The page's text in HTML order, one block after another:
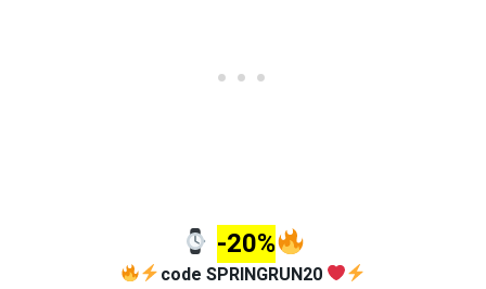
-20%
code SPRINGRUN20